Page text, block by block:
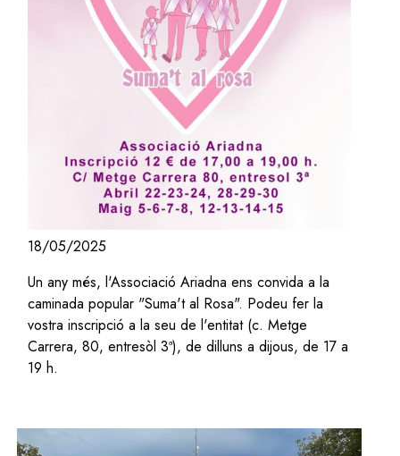
18/05/2025
Un any més, l'Associació Ariadna ens convida a la
caminada popular "Suma't al Rosa". Podeu fer la
vostra inscripció a la seu de l'entitat (c. Metge
Carrera, 80, entresòl 3ª), de dilluns a dijous, de 17 a
19 h.